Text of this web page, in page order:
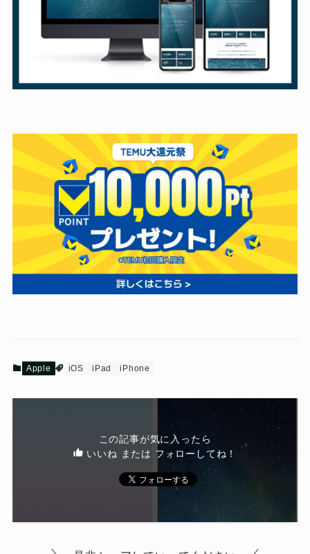
Apple iOS iPad iPhone
この記事が気に入ったら
いいね または フォローしてね！